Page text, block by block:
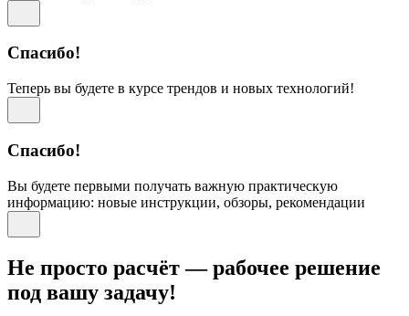
Спасибо!
Теперь вы будете в курсе трендов и новых технологий!
Спасибо!
Вы будете первыми получать важную практическую
информацию: новые инструкции, обзоры, рекомендации
Не просто расчёт — рабочее решение
под вашу задачу!